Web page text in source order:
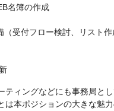
名簿の作成
（受付フロー検討、リスト
ティングなどにも事務局と
は本ポジションの大きな魅力